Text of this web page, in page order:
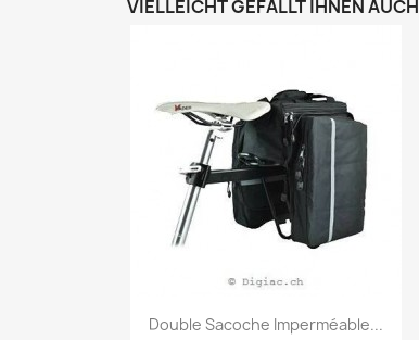
VIELLEICHT GEFÄLLT IHNEN AUCH
Vorschau
Double Sacoche Imperméable...